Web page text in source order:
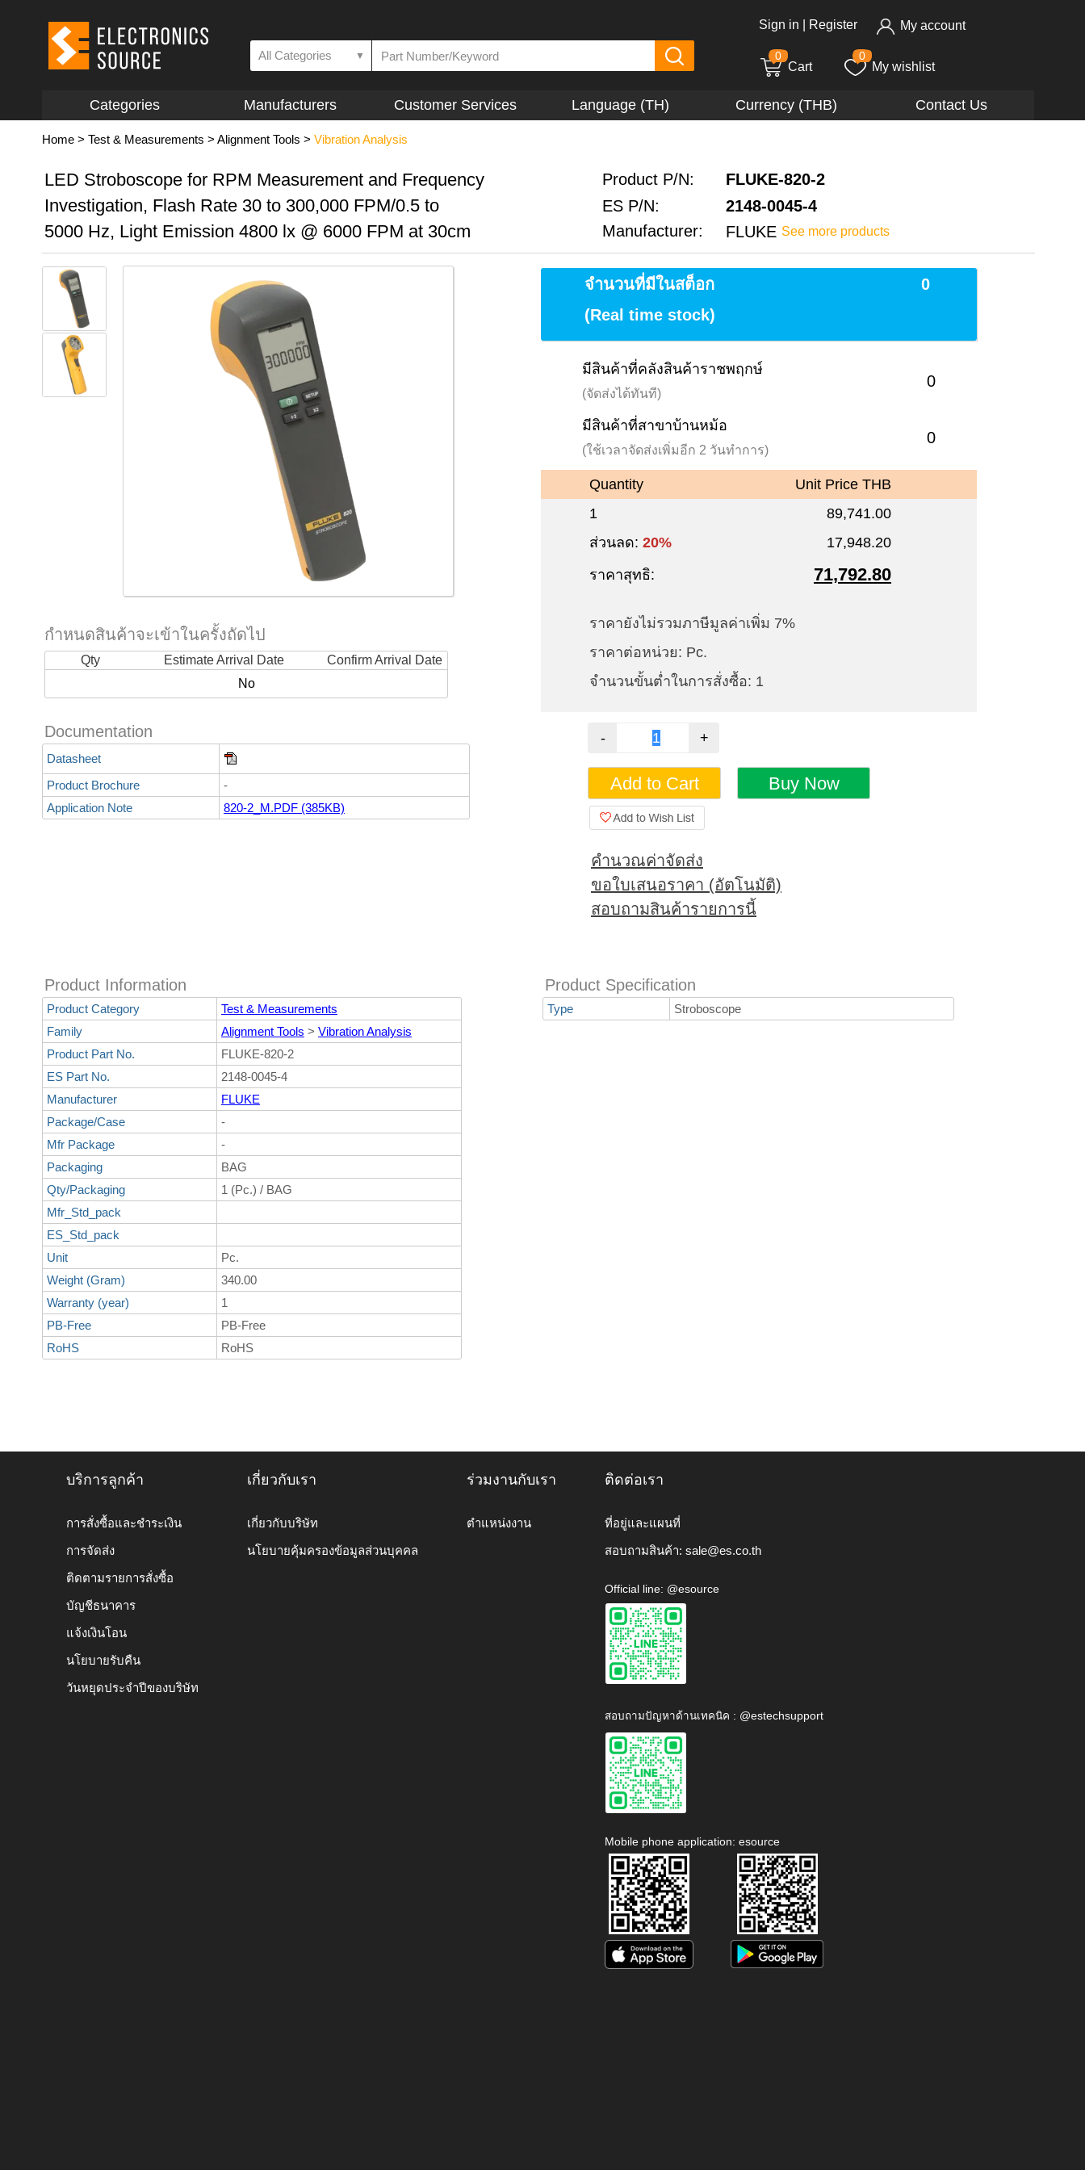
All Categories ▼
Sign in Register My account
0
Cart
0
My wishlist
Categories Manufacturers Customer Services Language (TH) Currency (THB) Contact Us
Home > Test & Measurements > Alignment Tools > Vibration Analysis
LED Stroboscope for RPM Measurement and Frequency Product P/N: FLUKE-820-2
Investigation, Flash Rate 30 to 300,000 FPM/0.5 to ES P/N: 2148-0045-4
5000 Hz, Light Emission 4800 lx @ 6000 FPM at 30cm Manufacturer: FLUKE See more products
กำหนดสินค้าจะเข้าในครั้งถัดไป
Qty Estimate Arrival Date
Confirm Arrival Date
No
Documentation
Datasheet
Product Brochure
-
Application Note
820-2_M.PDF (385KB)
จำนวนที่มีในสต็อก
0
(Real time stock)
มีสินค้าที่คลังสินค้าราชพฤกษ์
(จัดส่งได้ทันที)
0
มีสินค้าที่สาขาบ้านหม้อ
(ใช้เวลาจัดส่งเพิ่มอีก 2 วันทำการ)
0
Quantity
Unit Price THB
1
89,741.00
ส่วนลด: 20%
17,948.20
ราคาสุทธิ:
71,792.80
ราคายังไม่รวมภาษีมูลค่าเพิ่ม 7%
ราคาต่อหน่วย: Pc.
จำนวนขั้นต่ำในการสั่งซื้อ: 1
คำนวณค่าจัดส่ง
ขอใบเสนอราคา (อัตโนมัติ)
สอบถามสินค้ารายการนี้
Product Information
Product Category
Test & Measurements
Family
Alignment Tools > Vibration Analysis
Product Part No.
FLUKE-820-2
ES Part No.
2148-0045-4
Manufacturer
FLUKE
Package/Case
-
Mfr Package
-
Packaging
BAG
Qty/Packaging
1 (Pc.) / BAG
Mfr_Std_pack
ES_Std_pack
Unit
Pc.
Weight (Gram)
340.00
Warranty (year)
1
PB-Free
PB-Free
RoHS
RoHS
Product Specification
Type Stroboscope
บริการลูกค้า
การสั่งซื้อและชำระเงิน
การจัดส่ง
ติดตามรายการสั่งซื้อ
บัญชีธนาคาร
แจ้งเงินโอน
นโยบายรับคืน
วันหยุดประจำปีของบริษัท
เกี่ยวกับเรา
เกี่ยวกับบริษัท
นโยบายคุ้มครองข้อมูลส่วนบุคคล
ร่วมงานกับเรา
ตำแหน่งงาน
ติดต่อเรา
ที่อยู่และแผนที่
สอบถามสินค้า: sale@es.co.th
Official line: @esource
สอบถามปัญหาด้านเทคนิค : @estechsupport
Mobile phone application: esource